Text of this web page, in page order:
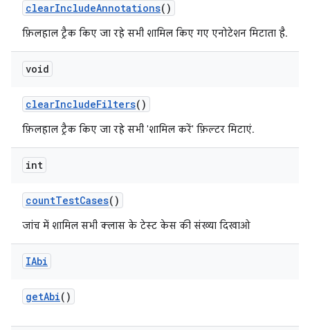
clearIncludeAnnotations()
फ़िलहाल ट्रैक किए जा रहे सभी शामिल किए गए एनोटेशन मिटाता है.
void
clearIncludeFilters()
फ़िलहाल ट्रैक किए जा रहे सभी 'शामिल करें' फ़िल्टर मिटाएं.
int
countTestCases()
जांच में शामिल सभी क्लास के टेस्ट केस की संख्या दिखाओ
IAbi
getAbi()